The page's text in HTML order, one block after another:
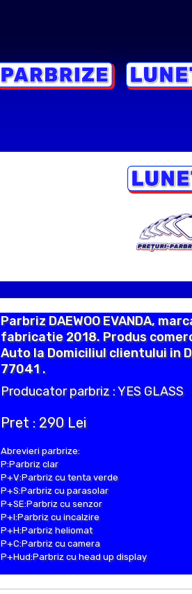
Parbriz DAEWOO EVANDA,
fabricatie 2018. Produs
Auto la Domiciliul clientului in
77041 .
Producator parbriz : YES GLASS
Pret : 290 Lei
Abrevieri parbrize:
P:Parbriz clar
P+V:Parbriz cu tenta verde
P+S:Parbriz cu parasolar
P+SE:Parbriz cu senzor
P+I:Parbriz cu incalzire
P+H:Parbriz heliomat
P+C:Parbriz cu camera
P+Hud:Parbriz cu head up display